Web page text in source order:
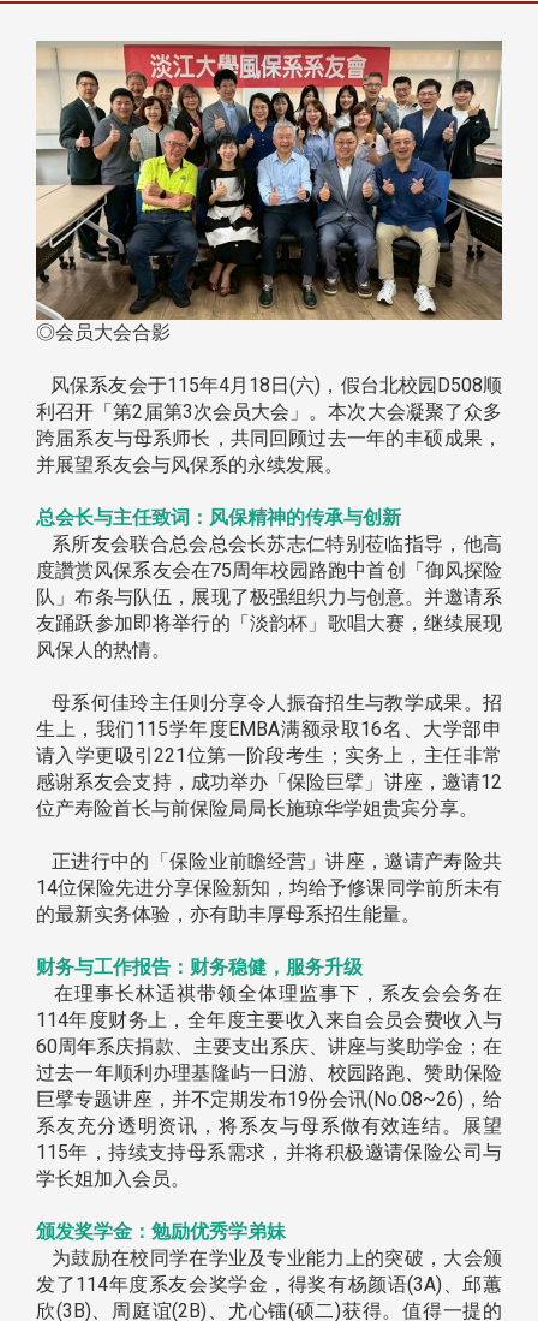
◎会员大会合影
风保系友会于115年4月18日(六)，假台北校园D508顺
利召开「第2届第3次会员大会」。本次大会凝聚了众多
跨届系友与母系师长，共同回顾过去一年的丰硕成果，
并展望系友会与风保系的永续发展。
总会长与主任致词：风保精神的传承与创新
系所友会联合总会总会长苏志仁特别莅临指导，他高
度讚赏风保系友会在75周年校园路跑中首创「御风探险
队」布条与队伍，展现了极强组织力与创意。并邀请系
友踊跃参加即将举行的「淡韵杯」歌唱大赛，继续展现
风保人的热情。
母系何佳玲主任则分享令人振奋招生与教学成果。招
生上，我们115学年度EMBA满额录取16名、大学部申
请入学更吸引221位第一阶段考生；实务上，主任非常
感谢系友会支持，成功举办「保险巨擘」讲座，邀请12
位产寿险首长与前保险局局长施琼华学姐贵宾分享。
正进行中的「保险业前瞻经营」讲座，邀请产寿险共
14位保险先进分享保险新知，均给予修课同学前所未有
的最新实务体验，亦有助丰厚母系招生能量。
财务与工作报告：财务稳健，服务升级
在理事长林适祺带领全体理监事下，系友会会务在
114年度财务上，全年度主要收入来自会员会费收入与
60周年系庆捐款、主要支出系庆、讲座与奖助学金；在
过去一年顺利办理基隆屿一日游、校园路跑、赞助保险
巨擘专题讲座，并不定期发布19份会讯(No.08~26)，给
系友充分透明资讯，将系友与母系做有效连结。展望
115年，持续支持母系需求，并将积极邀请保险公司与
学长姐加入会员。
颁发奖学金：勉励优秀学弟妹
为鼓励在校同学在学业及专业能力上的突破，大会颁
发了114年度系友会奖学金，得奖有杨颜语(3A)、邱蕙
欣(3B)、周庭谊(2B)、尤心镭(硕二)获得。值得一提的